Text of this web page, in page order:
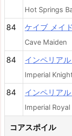
Hot Springs
84 ケイブ メイ
Cave Maiden
84 インペリア
Imperial
84 インペリア
Imperial Royal
コアスポイル